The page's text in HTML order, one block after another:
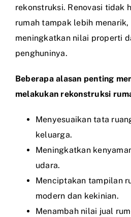
rekonstruksi. Renovasi tidak
rumah tampak lebih
meningkatkan nilai properti
penghuninya.
Beberapa alasan penting
melakukan rekonstruksi
Menyesuaikan tata
keluarga.
Meningkatkan
udara.
Menciptakan tampilan
modern dan kekinian.
Menambah nilai jual